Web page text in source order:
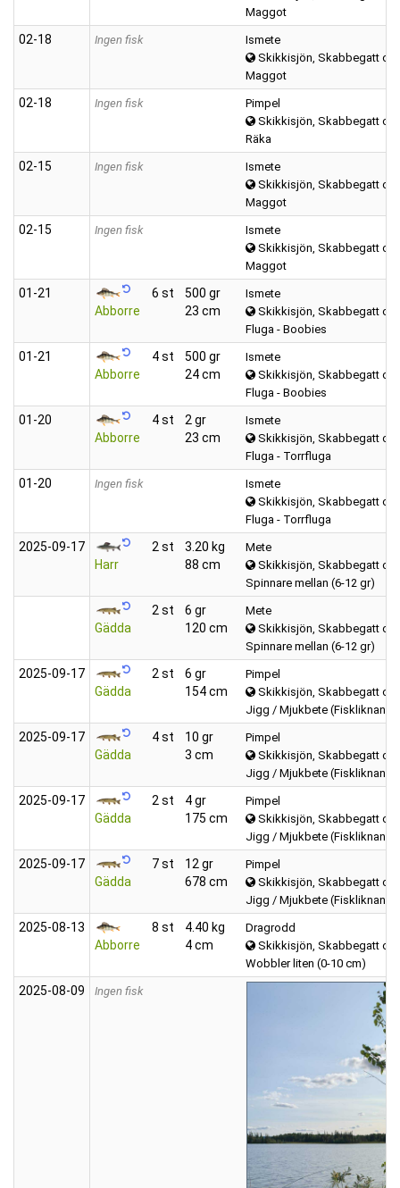
Maggot
02‑18 Ingen fisk
Ismete
Skikkisjön, Skabbegatt
Maggot
02‑18 Ingen fisk
Pimpel
Skikkisjön, Skabbegatt
Räka
02‑15 Ingen fisk
Ismete
Skikkisjön, Skabbegatt
Maggot
02‑15 Ingen fisk
Ismete
Skikkisjön, Skabbegatt
Maggot
01‑21
Abborre
6 st
500 gr
23 cm
Ismete
Skikkisjön, Skabbegatt
Fluga - Boobies
01‑21
Abborre
4 st
500 gr
24 cm
Ismete
Skikkisjön, Skabbegatt
Fluga - Boobies
01‑20
Abborre
4 st
2 gr
23 cm
Ismete
Skikkisjön, Skabbegatt
Fluga - Torrfluga
01‑20 Ingen fisk
Ismete
Skikkisjön, Skabbegatt
Fluga - Torrfluga
2025‑09‑17
Harr
2 st
3.20 kg
88 cm
Mete
Skikkisjön, Skabbegatt
Spinnare mellan (6-12 gr)
Gädda
2 st
6 gr
120 cm
Mete
Skikkisjön, Skabbegatt
Spinnare mellan (6-12 gr)
2025‑09‑17
Gädda
2 st
6 gr
154 cm
Pimpel
Skikkisjön, Skabbegatt
Jigg / Mjukbete
2025‑09‑17
Gädda
4 st
10 gr
3 cm
Pimpel
Skikkisjön, Skabbegatt
Jigg / Mjukbete
2025‑09‑17
Gädda
2 st
4 gr
175 cm
Pimpel
Skikkisjön, Skabbegatt
Jigg / Mjukbete
2025‑09‑17
Gädda
7 st
12 gr
678 cm
Pimpel
Skikkisjön, Skabbegatt
Jigg / Mjukbete
2025‑08‑13
Abborre
8 st
4.40 kg
4 cm
Dragrodd
Skikkisjön, Skabbegatt
Wobbler liten (0-10 cm)
2025‑08‑09 Ingen fisk